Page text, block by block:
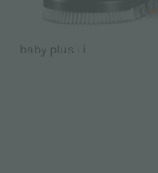
baby plus Li